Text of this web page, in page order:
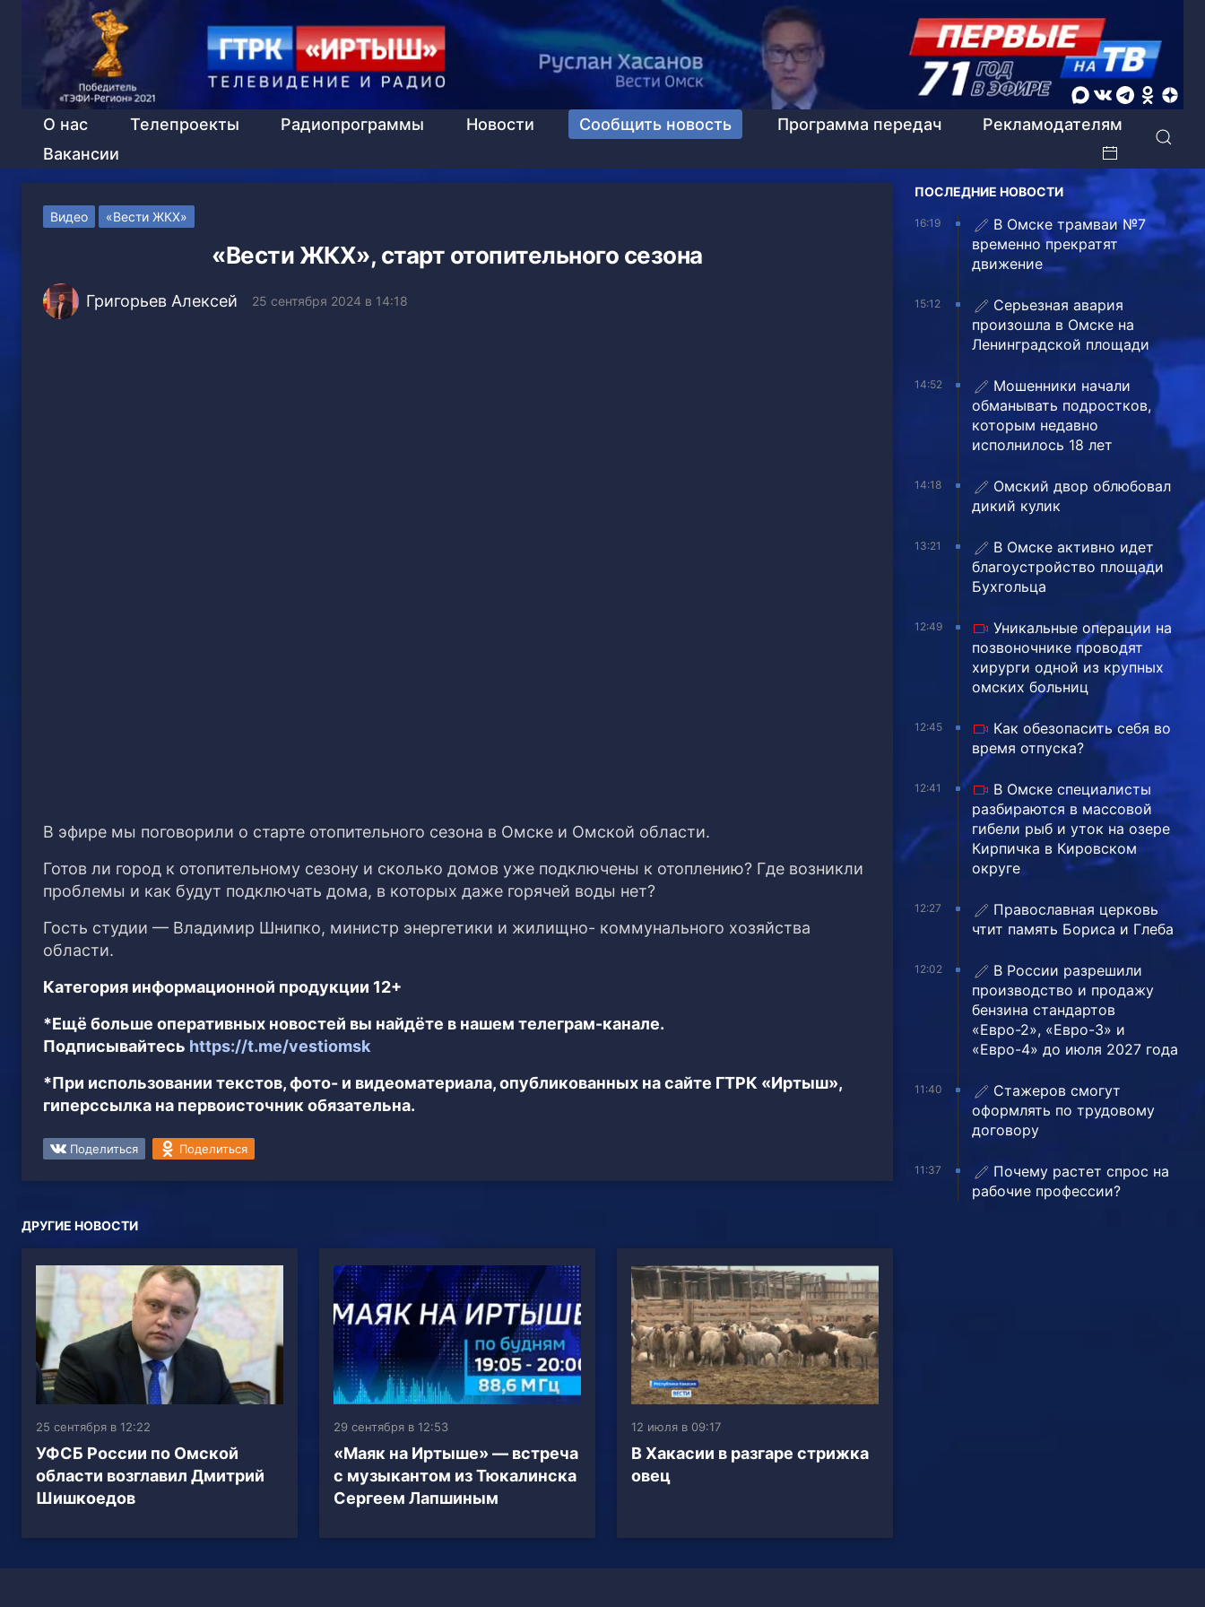
О нас Телепроекты Радиопрограммы Новости Сообщить новость Программа передач
Рекламодателям
Вакансии
Видео «Вести ЖКХ»
«Вести ЖКХ», старт отопительного сезона
Григорьев Алексей 25 сентября 2024 в 14:18
В эфире мы поговорили о старте отопительного сезона в Омске и Омской области.
Готов ли город к отопительному сезону и сколько домов уже подключены к отоплению? Где возникли
проблемы и как будут подключать дома, в которых даже горячей воды нет?
Гость студии — Владимир Шнипко, министр энергетики и жилищно- коммунального хозяйства
области.
Категория информационной продукции 12+
*Ещё больше оперативных новостей вы найдёте в нашем телеграм-канале.
Подписывайтесь https://t.me/vestiomsk
*При использовании текстов, фото- и видеоматериала, опубликованных на сайте ГТРК «Иртыш»,
гиперссылка на первоисточник обязательна.
Поделиться Поделиться
ДРУГИЕ НОВОСТИ
25 сентября в 12:22
УФСБ России по Омской
области возглавил Дмитрий
Шишкоедов
29 сентября в 12:53
«Маяк на Иртыше» — встреча
с музыкантом из Тюкалинска
Сергеем Лапшиным
12 июля в 09:17
В Хакасии в разгаре стрижка
овец
ПОСЛЕДНИЕ НОВОСТИ
16:19
В Омске трамваи №7
временно прекратят
движение
15:12
Серьезная авария
произошла в Омске на
Ленинградской площади
14:52
Мошенники начали
обманывать подростков,
которым недавно
исполнилось 18 лет
14:18
Омский двор облюбовал
дикий кулик
13:21
В Омске активно идет
благоустройство площади
Бухгольца
12:49
Уникальные операции на
позвоночнике проводят
хирурги одной из крупных
омских больниц
12:45
Как обезопасить себя во
время отпуска?
12:41
В Омске специалисты
разбираются в массовой
гибели рыб и уток на озере
Кирпичка в Кировском
округе
12:27
Православная церковь
чтит память Бориса и Глеба
12:02
В России разрешили
производство и продажу
бензина стандартов
«Евро-2», «Евро-3» и
«Евро-4» до июля 2027 года
11:40
Стажеров смогут
оформлять по трудовому
договору
11:37
Почему растет спрос на
рабочие профессии?